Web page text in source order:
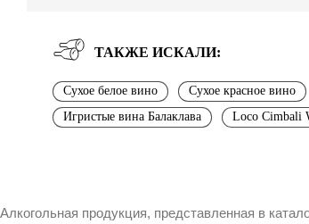
ТАКЖЕ ИСКАЛИ:
Сухое белое вино Сухое красное вино
Игристые вина Балаклава
Loco Cimbali
Алкогольная продукция, представленная в